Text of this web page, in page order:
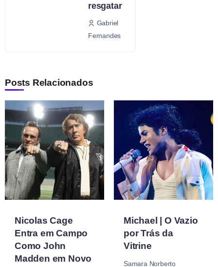
resgatar
Gabriel
Fernandes
Posts Relacionados
Nicolas Cage
Entra em Campo
Como John
Madden em Novo
Michael | O Vazio
por Trás da
Vitrine
Samara Norberto